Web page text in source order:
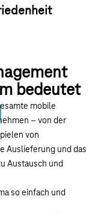
bedeutet
mobile
– von der
von
Auslieferung und das
Austausch und
so einfach und